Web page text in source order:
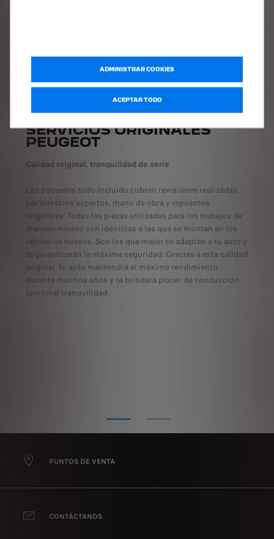
SERVICIOS ORIGINALES
PEUGEOT
Calidad original, tranquilidad de serie
Los paquetes todo incluido cubren revisiones realizadas
por nuestros expertos, mano de obra y repuestos
originales. Todas las piezas utilizadas para los trabajos de
mantenimiento son idénticas a las que se montan en los
vehículos nuevos. Son los que mejor se adaptan a tu auto y
te garantizarán la máxima seguridad. Gracias a esta calidad
original, tu auto mantendrá el máximo rendimiento
durante muchos años y te brindará placer de conducción
con total tranquilidad.
PUNTOS DE VENTA
CONTÁCTANOS
ADMINISTRAR COOKIES
ACEPTAR TODO